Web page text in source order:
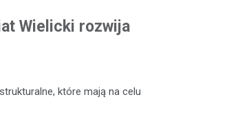
Wielicki rozwija
które mają na celu